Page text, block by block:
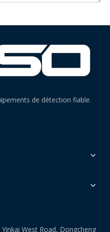
Trieuse pondérale pour grands sacs debout sur ceinture
de détection fiable.
West Road, Dongcheng